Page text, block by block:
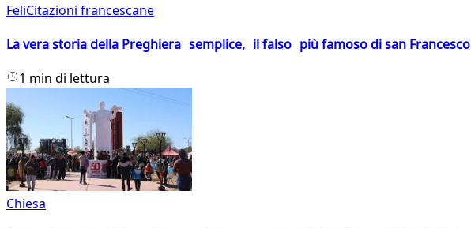
FeliCitazioni francescane
La vera storia della Preghiera semplice, il falso più famoso di san Francesco
1 min di lettura
Chiesa